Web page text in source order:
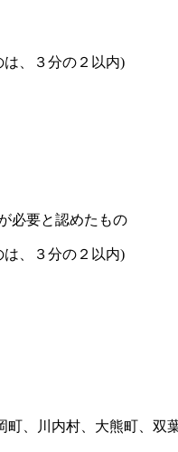
、３分の２以内)
必要と認めたもの
、３分の２以内)
、川内村、大熊町、双葉